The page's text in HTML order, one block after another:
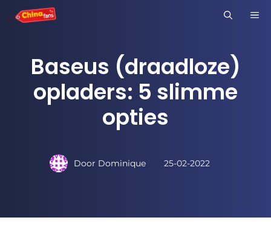
naar
inhoudBaseus (draadloze)
opladers: 5 slimme
opties
Door Dominique 25-02-2022